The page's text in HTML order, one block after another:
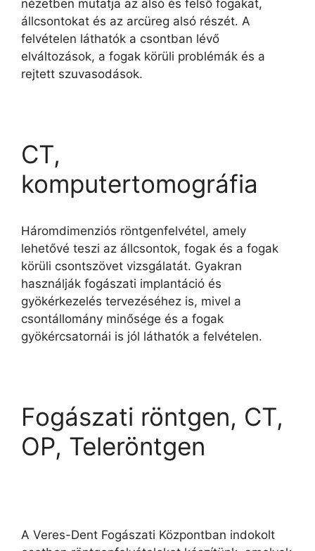
nézetben mutatja az alsó és felső fogakat,
állcsontokat és az arcüreg alsó részét. A
felvételen láthatók a csontban lévő
elváltozások, a fogak körüli problémák és a
rejtett szuvasodások.
CT,
komputertomográfia
Háromdimenziós röntgenfelvétel, amely
lehetővé teszi az állcsontok, fogak és a fogak
körüli csontszövet vizsgálatát. Gyakran
használják fogászati implantáció és
gyökérkezelés tervezéséhez is, mivel a
csontállomány minősége és a fogak
gyökércsatornái is jól láthatók a felvételen.
Fogászati röntgen, CT,
OP, Teleröntgen
A Veres-Dent Fogászati Központban indokolt